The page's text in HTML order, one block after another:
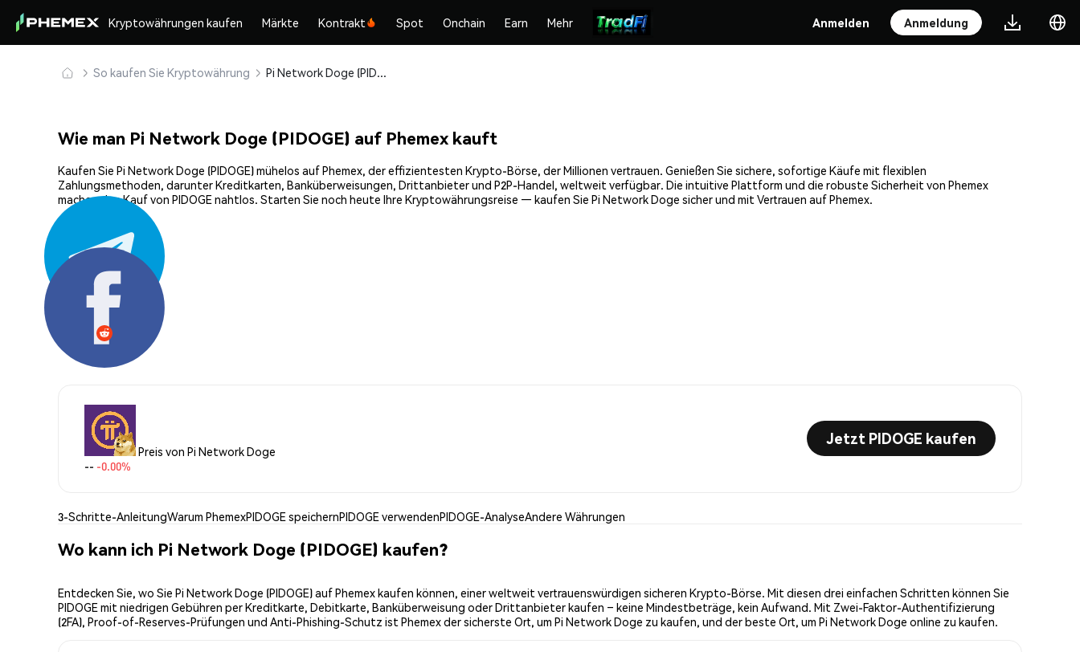
Kryptowährungen kaufen Märkte Kontrakt Spot Onchain Earn Mehr Anmelden Anmeldung
So kaufen Sie Kryptowährung Pi Network Doge (PIDOGE) sicher kaufen und speichern
Wie man Pi Network Doge (PIDOGE) auf Phemex kauft
Kaufen Sie Pi Network Doge (PIDOGE) mühelos auf Phemex, der effizientesten Krypto-Börse, der Millionen vertrauen. Genießen Sie sichere, sofortige Käufe mit flexiblen
Zahlungsmethoden, darunter Kreditkarten, Banküberweisungen, Drittanbieter und P2P-Handel, weltweit verfügbar. Die intuitive Plattform und die robuste Sicherheit von Phemex
machen den Kauf von PIDOGE nahtlos. Starten Sie noch heute Ihre Kryptowährungsreise — kaufen Sie Pi Network Doge sicher und mit Vertrauen auf Phemex.
Preis von Pi Network Doge
-- -0.00%
Jetzt PIDOGE kaufen
3-Schritte-AnleitungWarum PhemexPIDOGE speichernPIDOGE verwendenPIDOGE-AnalyseAndere Währungen
Wo kann ich Pi Network Doge (PIDOGE) kaufen?
Entdecken Sie, wo Sie Pi Network Doge (PIDOGE) auf Phemex kaufen können, einer weltweit vertrauenswürdigen sicheren Krypto-Börse. Mit diesen drei einfachen Schritten können Sie
PIDOGE mit niedrigen Gebühren per Kreditkarte, Debitkarte, Banküberweisung oder Drittanbieter kaufen – keine Mindestbeträge, kein Aufwand. Mit Zwei-Faktor-Authentifizierung
(2FA), Proof-of-Reserves-Prüfungen und Anti-Phishing-Schutz ist Phemex der sicherste Ort, um Pi Network Doge zu kaufen, und der beste Ort, um Pi Network Doge online zu kaufen.